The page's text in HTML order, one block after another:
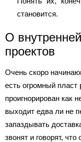
становится.
О
проектов
Очень скоро
есть огромный
проигнорирован как
выходит едва ли не
запаздывать
звонят и говорят,